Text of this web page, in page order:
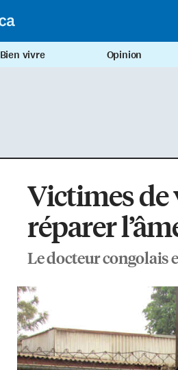
Bien vivre Opinion
Victimes de
réparer
Le docteur congolais